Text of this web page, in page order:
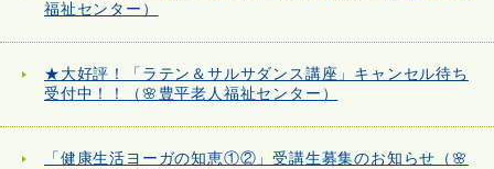
福祉センター）
★大好評！「ラテン＆サルサダンス講座」キャンセル待ち
受付中！！（🌸豊平老人福祉センター）
「健康生活ヨーガの知恵①②」受講生募集のお知らせ（🌸